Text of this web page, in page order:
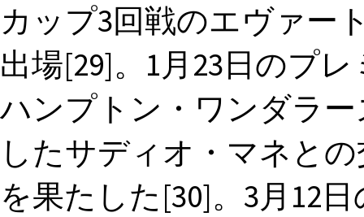
カップ3回戦のエヴァー
出場[29]。1月23日のプ
ハンプトン・ワンダラー
したサディオ・マネと
を果たした[30]。3月12